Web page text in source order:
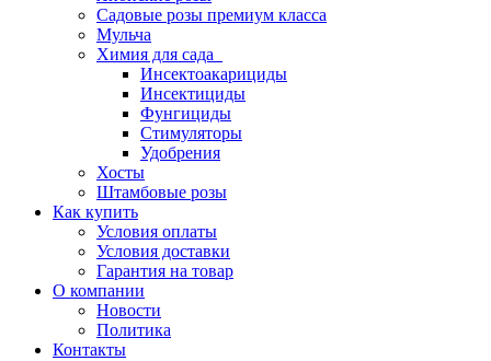
Садовые розы премиум класса
Мульча
Химия для сада
Инсектоакарициды
Инсектициды
Фунгициды
Стимуляторы
Удобрения
Хосты
Штамбовые розы
Как купить
Условия оплаты
Условия доставки
Гарантия на товар
О компании
Новости
Политика
Контакты